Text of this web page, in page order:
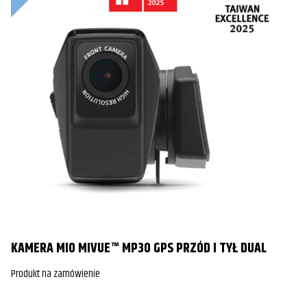
KAMERA MIO MIVUE™ MP30 GPS PRZÓD I TYŁ DUAL
Produkt na zamówienie